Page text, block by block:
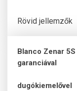
Rövid jellemzők
Blanco Zenar 5S
garanciával
dugókiemelővel